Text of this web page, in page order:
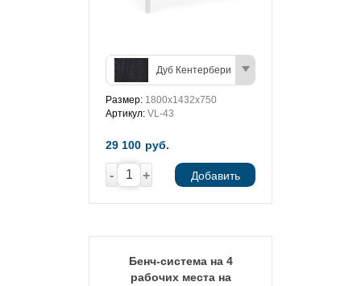
Дуб Кентербери
Размер: 1800х1432х750
Артикул: VL-43
29 100 руб.
- + Добавить
Бенч-система на 4
рабочих места на